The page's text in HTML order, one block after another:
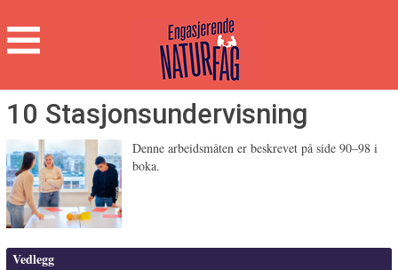
Hovedmeny
Naturfag
10 Stasjonsundervisning
Denne arbeidsmåten er beskrevet på side 90–98 i
boka.
Vedlegg